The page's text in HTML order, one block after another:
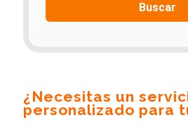
Buscar
¿Necesitas un
personalizado para